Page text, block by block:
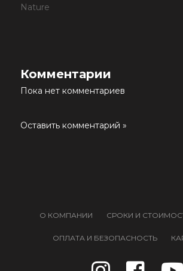
Nature
Комментарии
Пока нет комментариев
Оставить комментарий »
О КОМПАНИИ СРОКИ И
ОПЛАТА И БЕЗОПАСНОСТЬ